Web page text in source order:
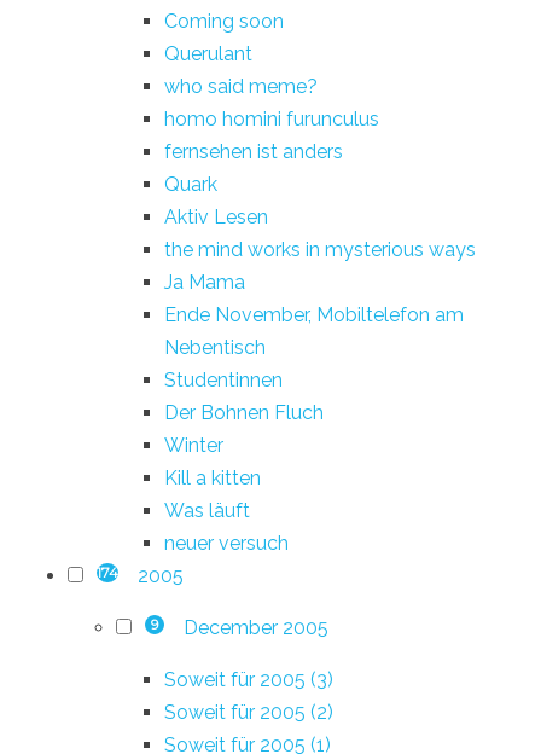
Coming soon
Querulant
who said meme?
homo homini furunculus
fernsehen ist anders
Quark
Aktiv Lesen
the mind works in mysterious ways
Ja Mama
Ende November, Mobiltelefon am
Nebentisch
Studentinnen
Der Bohnen Fluch
Winter
Kill a kitten
Was läuft
neuer versuch
174 2005
9 December 2005
Soweit für 2005 (3)
Soweit für 2005 (2)
Soweit für 2005 (1)